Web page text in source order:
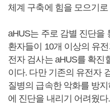
체계 구축에 힘을 모으기로
aHUS는 주로 감별 진단을
환자들이 10개 이상의 유
전자 검사는 aHUS를 확진
이다. 다만 기존의 유전자
질병의 급속한 악화를 방
에 진단을 내리기 어려웠다.